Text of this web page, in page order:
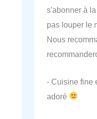
s'abonner à
pas louper le
Nous
- Cuisine fine
adoré